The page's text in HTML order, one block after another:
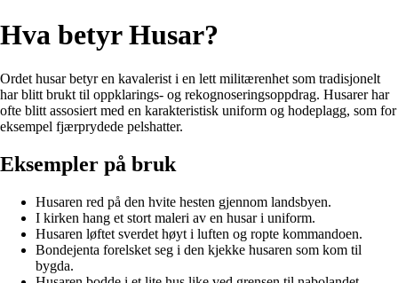
Hva betyr Husar?
Ordet husar betyr en kavalerist i en lett militærenhet som tradisjonelt
har blitt brukt til oppklarings- og rekognoseringsoppdrag. Husarer har
ofte blitt assosiert med en karakteristisk uniform og hodeplagg, som for
eksempel fjærprydede pelshatter.
Eksempler på bruk
Husaren red på den hvite hesten gjennom landsbyen.
I kirken hang et stort maleri av en husar i uniform.
Husaren løftet sverdet høyt i luften og ropte kommandoen.
Bondejenta forelsket seg i den kjekke husaren som kom til
bygda.